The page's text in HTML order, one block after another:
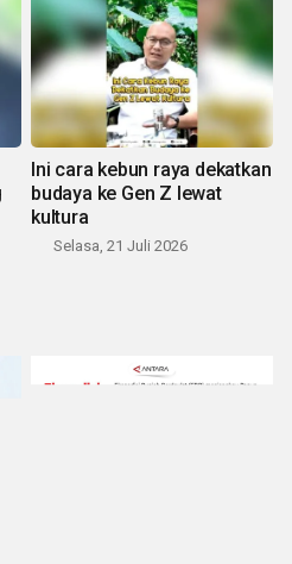
Ini cara kebun raya dekatkan
budaya ke Gen Z lewat
kultura
Selasa, 21 Juli 2026